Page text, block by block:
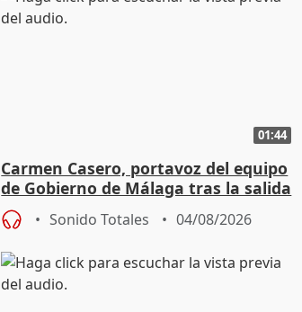
01:44
Carmen Casero, portavoz del equipo
de Gobierno de Málaga tras la salida
de Pérez de Siles
Sonido Totales 04/08/2026